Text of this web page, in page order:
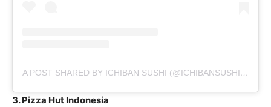
A POST SHARED BY ICHIBAN SUSHI (@ICHIBANSUSHI_ID)
3. Pizza Hut Indonesia